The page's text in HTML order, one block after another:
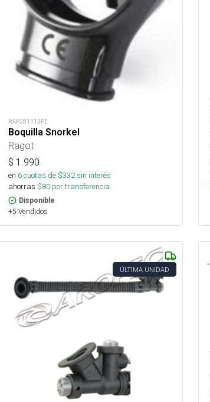
RAP281113FE
Boquilla Snorkel
Ragot
$ 1.990
en 6cuotas de $332sin interés
ahorras $80 por transferencia.
Disponible
+5 Vendidos
ÚLTIMA UNIDAD